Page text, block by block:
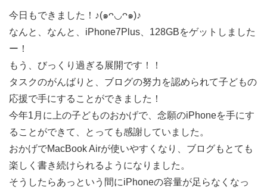
今日もできました！♪(๑ᴖ◡ᴖ๑)♪
なんと、なんと、iPhone7Plus、128GBをゲットしました
ー！
もう、びっくり過ぎる展開です！！
タスクのがんばりと、ブログの努力を認められて子どもの
応援で手にすることができました！
今年1月に上の子どものおかげで、念願のiPhoneを手にす
ることができて、とっても感謝していました。
おかげでMacBook Airが使いやすくなり、ブログもとても
楽しく書き続けられるようになりました。
そうしたらあっという間にiPhoneの容量が足らなくなっ